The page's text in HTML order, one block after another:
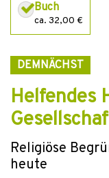
Buch
ca. 32,00 €
DEMNÄCHST
Helfendes
Religiöse
heute